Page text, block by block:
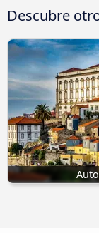
Descubre